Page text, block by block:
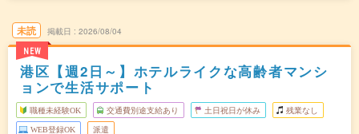
未読
NEW
掲載日 2026/08/04
港区【週2日～】ホテルライクな高齢者マンシ
ョンで生活サポート
職種未経験OK 交通費別途支給あり 土日祝日が休み 残業なし
WEB登録OK 派遣